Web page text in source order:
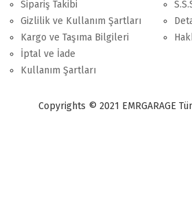
Sipariş Takibi
Gizlilik ve Kullanım Şartları
Kargo ve Taşıma Bilgileri
İptal ve İade
Kullanım Şartları
Copyrights © 2021 EMRGARAGE